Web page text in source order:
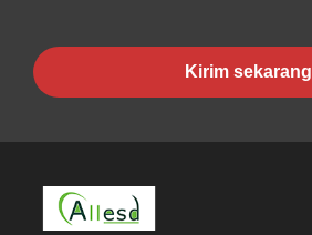
Kirim sekarang